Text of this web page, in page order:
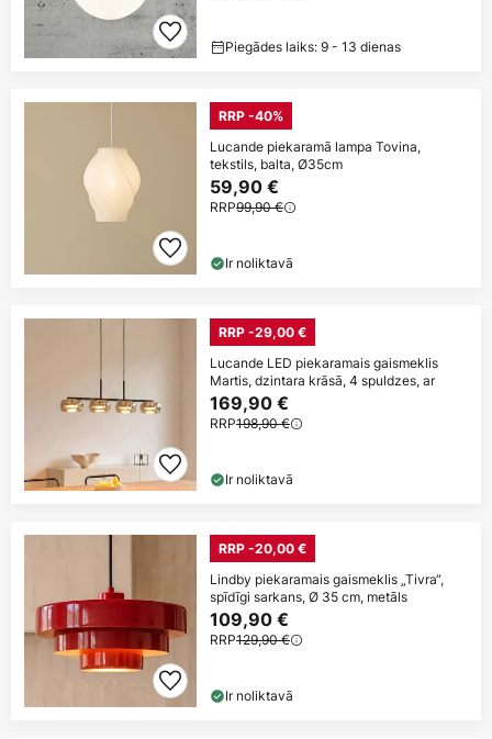
Piegādes laiks: 9 - 13 dienas
RRP -40%
Lucande piekaramā lampa Tovina,
tekstils, balta, Ø35cm
59,90 €
RRP99,90 €
Ir noliktavā
RRP -29,00 €
Lucande LED piekaramais gaismeklis
Martis, dzintara krāsā, 4 spuldzes, ar
169,90 €
RRP198,90 €
Ir noliktavā
RRP -20,00 €
Lindby piekaramais gaismeklis „Tivra“,
spīdīgi sarkans, Ø 35 cm, metāls
109,90 €
RRP129,90 €
Ir noliktavā